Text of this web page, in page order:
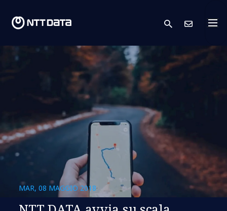
search
MAR, 08 MAGGIO 2018